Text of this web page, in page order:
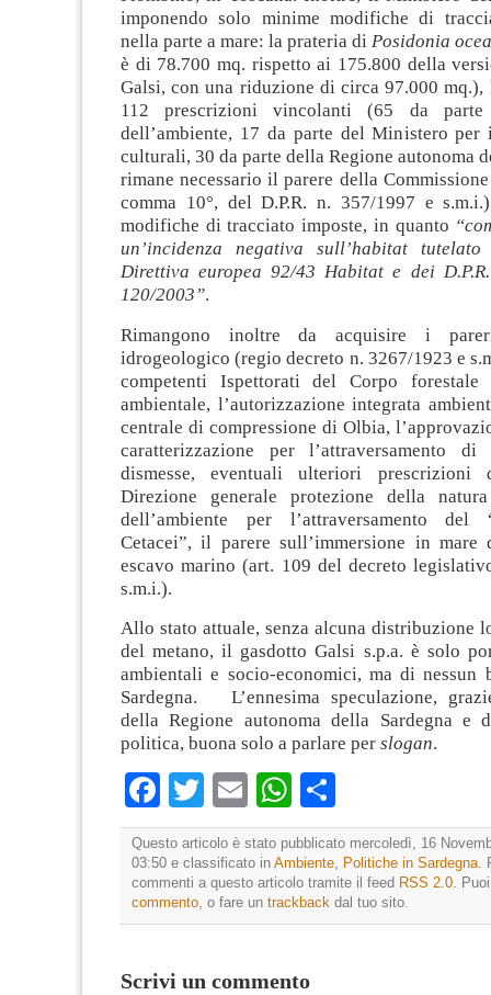
imponendo solo minime modifiche di
nella parte a mare: la prateria di Posidonia
è di 78.700 mq. rispetto ai 175.800 della
Galsi, con una riduzione di circa 97.000 mq.),
112 prescrizioni vincolanti (65 da
dell’ambiente, 17 da parte del Ministero
culturali, 30 da parte della Regione autonoma
rimane necessario il parere della
comma 10°, del D.P.R. n. 357/1997 e
modifiche di tracciato imposte, in quanto
un’incidenza
negativa sull’habitat
Direttiva europea 92/43 Habitat e dei
120/2003”.
Rimangono inoltre da acquisire i
idrogeologico (regio decreto n. 3267/1923 e
competenti Ispettorati del Corpo
ambientale, l’autorizzazione integrata
centrale di compressione di Olbia,
caratterizzazione per l’attraversamento di
dismesse, eventuali ulteriori prescrizioni
Direzione generale protezione della
dell’ambiente per l’attraversamento del
Cetacei”, il parere sull’immersione in
escavo marino (art. 109 del decreto
s.m.i.).
Allo stato attuale, senza alcuna distribuzione
del metano, il gasdotto Galsi s.p.a. è solo
ambientali e socio-economici, ma di nessun
Sardegna. L’ennesima speculazione,
della Regione autonoma della Sardegna e
politica, buona solo a parlare per slogan.
Facebook
TwitterEmailWhatsApp
Questo articolo è stato pubblicato mercoledì, 16
03:50 e classificato in Ambiente, Politiche in Sardegna.
commenti a questo articolo tramite il feed RSS 2.0.
commento, o fare un trackback dal tuo sito.
Scrivi un commento